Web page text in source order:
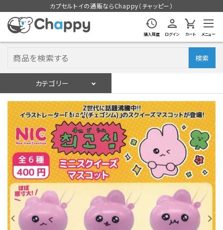
カプセルトイの通販ならChappy（チャッピー）
購入履歴 ログイン カート メニュー
検索
カテゴリー
ログイン 会員登録
入荷スケジュールをチェック
カプセルトイマシン本体
カプセルトイ
販促用空カプセル